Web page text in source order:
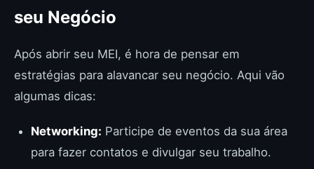
seu Negócio
Após abrir seu MEI, é hora de pensar em
estratégias para alavancar seu negócio. Aqui vão
algumas dicas:
Networking: Participe de eventos da sua área
para fazer contatos e divulgar seu trabalho.